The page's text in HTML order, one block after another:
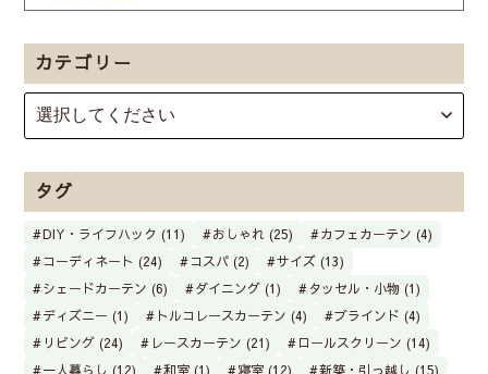
カテゴリー
タグ
DIY・ライフハック (11) おしゃれ (25)
カフェカーテン (4)
コーディネート (24)
コスパ (2)
サイズ (13)
シェードカーテン (6)
ダイニング (1)
タッセル・小物 (1)
ディズニー (1)
トルコレースカーテン (4)
ブラインド (4)
リビング (24)
レースカーテン (21)
ロールスクリーン (14)
一人暮らし (12)
和室 (1) 寝室 (12) 新築・引っ越し (15)